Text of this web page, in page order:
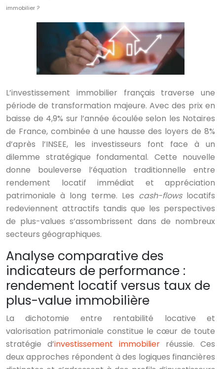
immobilier ?
L’investissement immobilier français traverse une
période de transformation majeure. Avec des prix en
baisse de 4,9% sur l’année écoulée selon les Notaires
de France, combinée à une hausse des loyers de 8%
d’après l’INSEE, les investisseurs font face à un
dilemme stratégique fondamental. Cette nouvelle
donne bouleverse l’équation traditionnelle entre
rendement locatif immédiat et appréciation
patrimoniale à long terme. Les cash-flows locatifs
redeviennent attractifs tandis que les perspectives
de plus-values s’assombrissent dans de nombreux
secteurs géographiques.
Analyse comparative des
indicateurs de performance :
rendement locatif versus taux de
plus-value immobilière
La dichotomie entre rentabilité locative et
valorisation patrimoniale constitue le cœur de toute
stratégie d’investissement immobilier réussie. Ces
deux approches répondent à des logiques financières